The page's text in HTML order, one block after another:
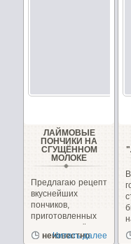
ЛАЙМОВЫЕ
ПОНЧИКИ НА
СГУЩЁННОМ
МОЛОКЕ
Предлагаю рецепт
вкуснейших
пончиков,
приготовленных
на сгущённом
молоке с
неизвестно
Читать далее